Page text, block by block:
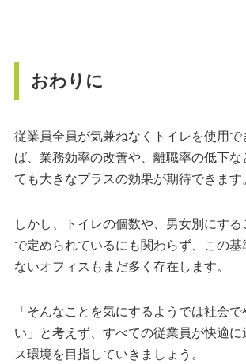
おわりに
従業員全員が気兼ねなくトイレを使用
ば、業務効率の改善や、離職率の低下な
ても大きなプラスの効果が期待できます
しかし、トイレの個数や、男女別にす
で定められているにも関わらず、この基
ないオフィスもまだ多く存在します。
「そんなことを気にするようでは社会
い」と考えず、すべての従業員が快適に
ス環境を目指していきましょう。